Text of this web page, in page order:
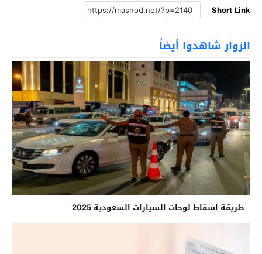
Short Link
الزوار شاهدوا أيضاً
طريقة إسقاط لوحات السيارات السعودية 2025